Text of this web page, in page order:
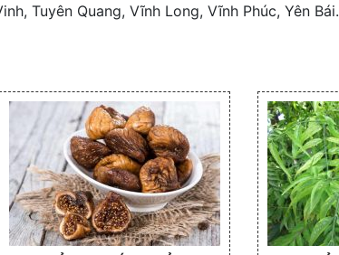
Tuyên Quang, Vĩnh Long, Vĩnh Phúc, Yên Bái.